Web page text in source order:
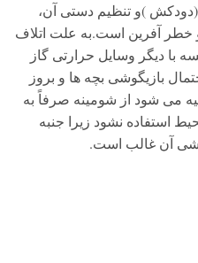
)و تنظیم دستی آن،
خطر آفرین است.به علت اتلاف
با دیگر وسایل حرارتی گاز
بازیگوشی بچه ها و بروز
می شود از شومینه صرفاً به
استفاده نشود زیرا جنبه
آن غالب است.